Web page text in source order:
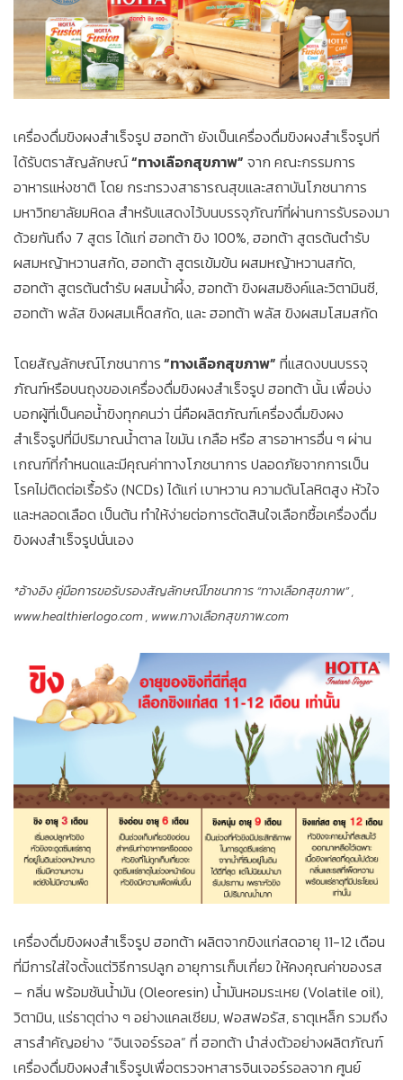
เครื่องดื่มขิงผงสำเร็จรูป ฮอทต้า ยังเป็นเครื่องดื่มขิงผงสำเร็จรูปที่
ได้รับตราสัญลักษณ์“ทางเลือกสุขภาพ” จาก คณะกรรมการ
อาหารแห่งชาติ โดย กระทรวงสาธารณสุขและสถาบันโภชนาการ
มหาวิทยาลัยมหิดล สำหรับแสดงไว้บนบรรจุภัณฑ์ที่ผ่านการรับรองมา
ด้วยกันถึง 7 สูตร ได้แก่ ฮอทต้า ขิง 100%, ฮอทต้า สูตรต้นตำรับ
ผสมหญ้าหวานสกัด, ฮอทต้า สูตรเข้มข้น ผสมหญ้าหวานสกัด,
ฮอทต้า สูตรต้นตำรับ ผสมน้ำผึ้ง, ฮอทต้า ขิงผสมซิงค์และวิตามินซี,
ฮอทต้า พลัส ขิงผสมเห็ดสกัด, และ ฮอทต้า พลัส ขิงผสมโสมสกัด
โดยสัญลักษณ์โภชนาการ“ทางเลือกสุขภาพ” ที่แสดงบนบรรจุ
ภัณฑ์หรือบนถุงของเครื่องดื่มขิงผงสำเร็จรูป ฮอทต้า นั้น เพื่อบ่ง
บอกผู้ที่เป็นคอน้ำขิงทุกคนว่า นี่คือผลิตภัณฑ์เครื่องดื่มขิงผง
สำเร็จรูปที่มีปริมาณน้ำตาล ไขมัน เกลือ หรือ สารอาหารอื่น ๆ ผ่าน
เกณฑ์ที่กำหนดและมีคุณค่าทางโภชนาการ ปลอดภัยจากการเป็น
โรคไม่ติดต่อเรื้อรัง (NCDs) ได้แก่ เบาหวาน ความดันโลหิตสูง หัวใจ
และหลอดเลือด เป็นต้น ทำให้ง่ายต่อการตัดสินใจเลือกซื้อเครื่องดื่ม
ขิงผงสำเร็จรูปนั่นเอง
*อ้างอิง คู่มือการขอรับรองสัญลักษณ์โภชนาการ “ทางเลือกสุขภาพ” ,
www.healthierlogo.com , www.ทางเลือกสุขภาพ.com
เครื่องดื่มขิงผงสำเร็จรูป ฮอทต้า ผลิตจากขิงแก่สดอายุ 11-12 เดือน
ที่มีการใส่ใจตั้งแต่วิธีการปลูก อายุการเก็บเกี่ยว ให้คงคุณค่าของรส
– กลิ่น พร้อมชันน้ำมัน (Oleoresin) น้ำมันหอมระเหย (Volatile oil),
วิตามิน, แร่ธาตุต่าง ๆ อย่างแคลเซียม, ฟอสฟอรัส, ธาตุเหล็ก รวมถึง
สารสำคัญอย่าง “จินเจอร์รอล” ที่ ฮอทต้า นำส่งตัวอย่างผลิตภัณฑ์
เครื่องดื่มขิงผงสำเร็จรูปเพื่อตรวจหาสารจินเจอร์รอลจาก ศูนย์